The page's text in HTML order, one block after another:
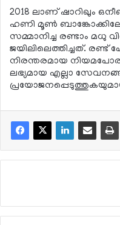
2018 ലാണ് ഷാറിഖും
ഹണി മൂണ്‍
സമ്മാനിച്ച രണ്ടാം
ജയിലിലെത്തിച്ചത്. രണ്ട്
നിരന്തരമായ
ലഭ്യമായ എല്ലാ